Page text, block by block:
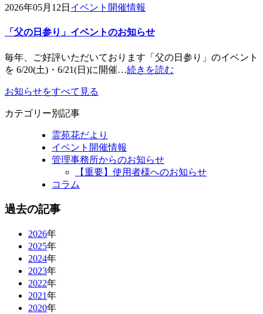
2026年05月12日 イベント開催情報
「父の日参り」イベントのお知らせ
毎年、ご好評いただいております「父の日参り」のイベント
を 6/20(土)・6/21(日)に開催…続きを読む
お知らせをすべて見る
カテゴリー別記事
霊苑花だより
イベント開催情報
管理事務所からのお知らせ
【重要】使用者様へのお知らせ
コラム
過去の記事
2026年
2025年
2024年
2023年
2022年
2021年
2020年